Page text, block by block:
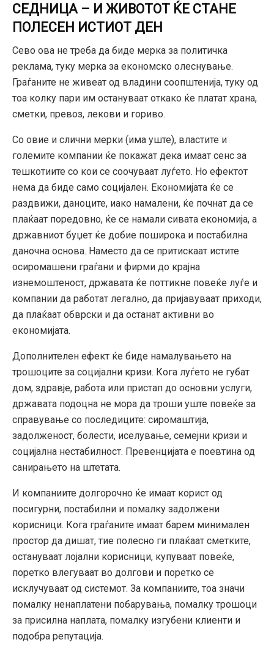
СЕДНИЦА – И ЖИВОТОТ ЌЕ СТАНЕ
ПОЛЕСЕН ИСТИОТ ДЕН
Сево ова не треба да биде мерка за политичка
реклама, туку мерка за економско олеснување.
Граѓаните не живеат од владини соопштенија, туку од
тоа колку пари им остануваат откако ќе платат храна,
сметки, превоз, лекови и гориво.
Со овие и слични мерки (има уште), властите и
големите компании ќе покажат дека имаат сенс за
тешкотиите со кои се соочуваат луѓето. Но ефектот
нема да биде само социјален. Економијата ќе се
раздвижи, даноците, иако намалени, ќе почнат да се
плаќаат поредовно, ќе се намали сивата економија, а
државниот буџет ќе добие поширока и постабилна
даночна основа. Наместо да се притискаат истите
осиромашени граѓани и фирми до крајна
изнемоштеност, државата ќе поттикне повеќе луѓе и
компании да работат легално, да пријавуваат приходи,
да плаќаат обврски и да останат активни во
економијата.
Дополнителен ефект ќе биде намалувањето на
трошоците за социјални кризи. Кога луѓето не губат
дом, здравје, работа или пристап до основни услуги,
државата подоцна не мора да троши уште повеќе за
справување со последиците: сиромаштија,
задолженост, болести, иселување, семејни кризи и
социјална нестабилност. Превенцијата е поевтина од
санирањето на штетата.
И компаниите долгорочно ќе имаат корист од
посигурни, постабилни и помалку задолжени
корисници. Кога граѓаните имаат барем минимален
простор да дишат, тие полесно ги плаќаат сметките,
остануваат лојални корисници, купуваат повеќе,
поретко влегуваат во долгови и поретко се
исклучуваат од системот. За компаниите, тоа значи
помалку ненаплатени побарувања, помалку трошоци
за присилна наплата, помалку изгубени клиенти и
подобра репутација.